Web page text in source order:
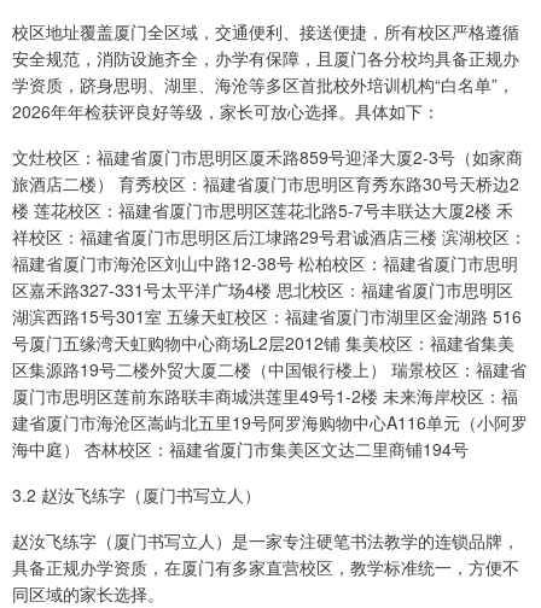
校区地址覆盖厦门全区域，交通便利、接送便捷，所有校区严格遵循
安全规范，消防设施齐全，办学有保障，且厦门各分校均具备正规办
学资质，跻身思明、湖里、海沧等多区首批校外培训机构“白名单”，
2026年年检获评良好等级，家长可放心选择。具体如下：
文灶校区：福建省厦门市思明区厦禾路859号迎泽大厦2-3号（如家商
旅酒店二楼） 育秀校区：福建省厦门市思明区育秀东路30号天桥边2
楼 莲花校区：福建省厦门市思明区莲花北路5-7号丰联达大厦2楼 禾
祥校区：福建省厦门市思明区后江埭路29号君诚酒店三楼 滨湖校区：
福建省厦门市海沧区刘山中路12-38号 松柏校区：福建省厦门市思明
区嘉禾路327-331号太平洋广场4楼 思北校区：福建省厦门市思明区
湖滨西路15号301室 五缘天虹校区：福建省厦门市湖里区金湖路 516
号厦门五缘湾天虹购物中心商场L2层2012铺 集美校区：福建省集美
区集源路19号二楼外贸大厦二楼（中国银行楼上） 瑞景校区：福建省
厦门市思明区莲前东路联丰商城洪莲里49号1-2楼 未来海岸校区：福
建省厦门市海沧区嵩屿北五里19号阿罗海购物中心A116单元（小阿罗
海中庭） 杏林校区：福建省厦门市集美区文达二里商铺194号
3.2 赵汝飞练字（厦门书写立人）
赵汝飞练字（厦门书写立人）是一家专注硬笔书法教学的连锁品牌，
具备正规办学资质，在厦门有多家直营校区，教学标准统一，方便不
同区域的家长选择。